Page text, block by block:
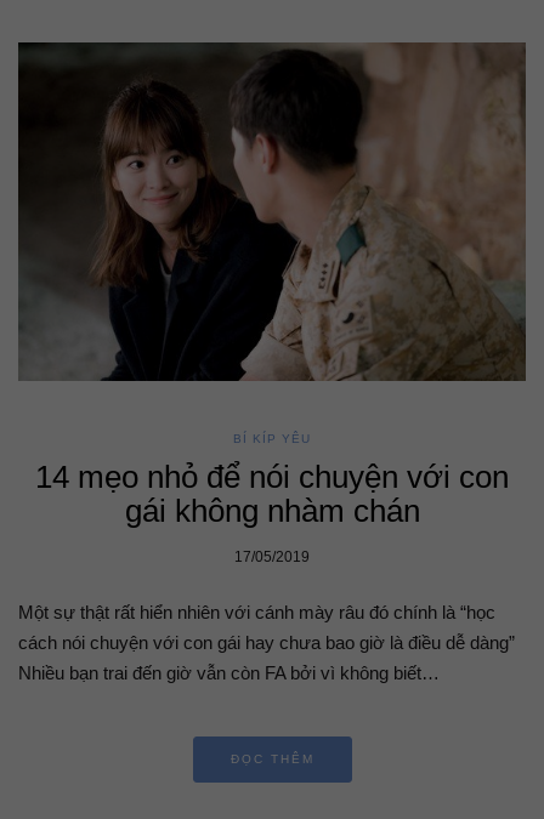
BÍ KÍP YÊU
14 mẹo nhỏ để nói chuyện với con
gái không nhàm chán
17/05/2019
Một sự thật rất hiển nhiên với cánh mày râu đó chính là “học
cách nói chuyện với con gái hay chưa bao giờ là điều dễ dàng”
Nhiều bạn trai đến giờ vẫn còn FA bởi vì không biết…
ĐỌC THÊM